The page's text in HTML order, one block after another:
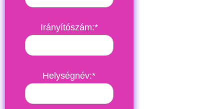
Irányítószám:*
Helységnév:*